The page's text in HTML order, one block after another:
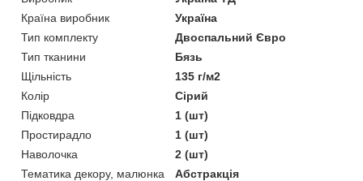
Країна виробник
Україна
Тип комплекту
Двоспальний Євро
Тип тканини
Бязь
Щільність
135 г/м2
Колір
Сірий
Підковдра
1 (шт)
Простирадло
1 (шт)
Наволочка
2 (шт)
Тематика декору, малюнка
Абстракція